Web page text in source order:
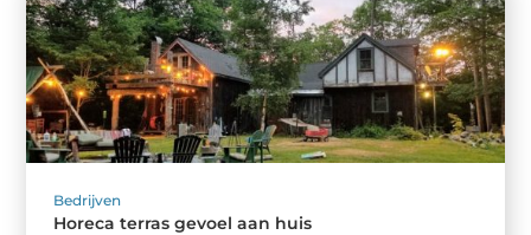
Bedrijven
Horeca terras gevoel aan huis